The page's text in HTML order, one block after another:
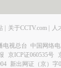
关于CCTV.com 人
电视总台 中国网络
京ICP证060535号
新出网证（京）